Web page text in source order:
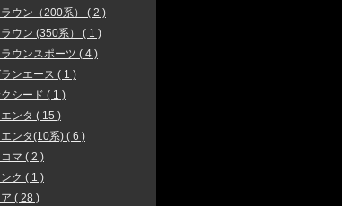
ウン（200系） ( 2 )
ウン (350系） ( 1 )
ウンスポーツ ( 4 )
ンエース ( 1 )
シード ( 1 )
ンタ ( 15 )
ンタ(10系) ( 6 )
マ ( 2 )
ク ( 1 )
( 28 )